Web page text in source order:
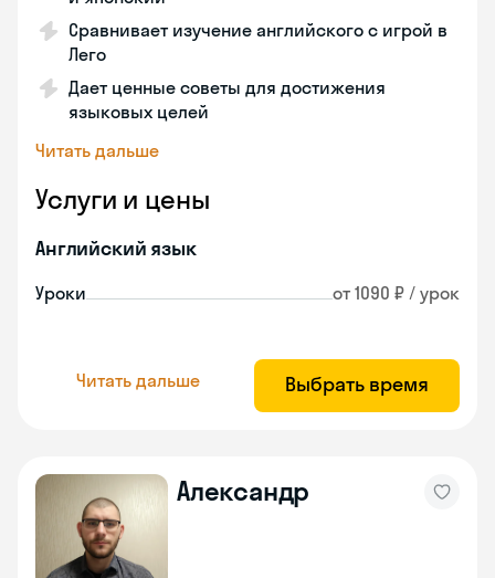
Сравнивает изучение английского с игрой в
Лего
Дает ценные советы для достижения
языковых целей
Читать дальше
Услуги и цены
Английский язык
Уроки от 1090 ₽ / урок
Читать дальше Выбрать время
Александр